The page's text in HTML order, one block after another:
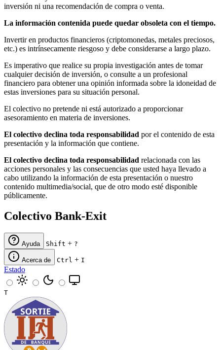
inversión ni una recomendación de compra o venta.
La información contenida puede quedar obsoleta con el tiempo.
Invertir en productos financieros (criptomonedas, metales preciosos,
etc.) es intrínsecamente riesgoso y debe considerarse a largo plazo.
Es imperativo que realice su propia investigación antes de tomar
cualquier decisión de inversión, o consulte a un profesional
financiero para obtener una opinión informada sobre la idoneidad de
estas inversiones para su situación personal.
El colectivo no pretende ni está autorizado a proporcionar
asesoramiento en materia de inversiones.
El colectivo declina toda responsabilidad por el contenido de esta
presentación y la información que contiene.
El colectivo declina toda responsabilidad relacionada con las
acciones personales y las consecuencias que usted haya llevado a
cabo utilizando la información de esta presentación o nuestro
contenido multimedia/social, que de otro modo esté disponible
públicamente.
Colectivo Bank-Exit
Ayuda Shift + ?
Acerca de Ctrl + I
Estado
T